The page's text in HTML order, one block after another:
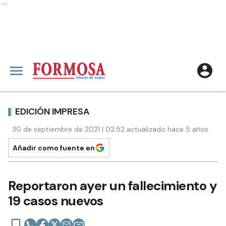
Ads
EDICIÓN IMPRESA
30 de septiembre de 2021 | 02:52 actualizado hace 5 años
Añadir como fuente en
Reportaron ayer un fallecimiento y
19 casos nuevos